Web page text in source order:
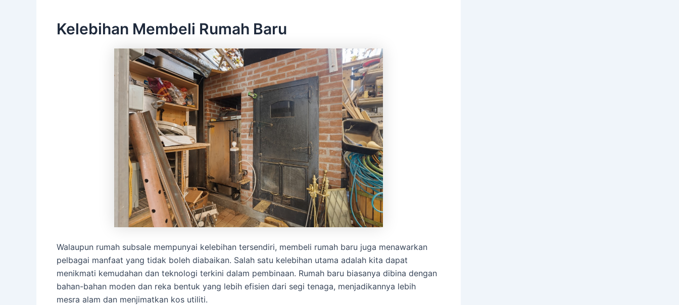
Kelebihan Membeli Rumah Baru
Walaupun rumah subsale mempunyai kelebihan tersendiri, membeli rumah baru juga menawarkan
pelbagai manfaat yang tidak boleh diabaikan. Salah satu kelebihan utama adalah kita dapat
menikmati kemudahan dan teknologi terkini dalam pembinaan. Rumah baru biasanya dibina dengan
bahan-bahan moden dan reka bentuk yang lebih efisien dari segi tenaga, menjadikannya lebih
mesra alam dan menjimatkan kos utiliti.